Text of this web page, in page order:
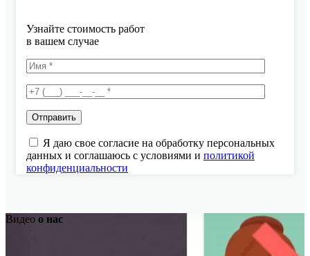
Узнайте стоимость работ
в вашем случае
Я даю свое согласие на обработку персональных
данных и соглашаюсь с условиями и политикой
конфиденциальности
Видео о нас